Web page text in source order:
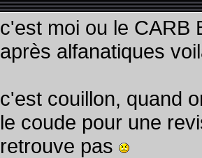
c'est moi ou le
après alfanatiques
c'est couillon, quand
le coude pour une
retrouve pas